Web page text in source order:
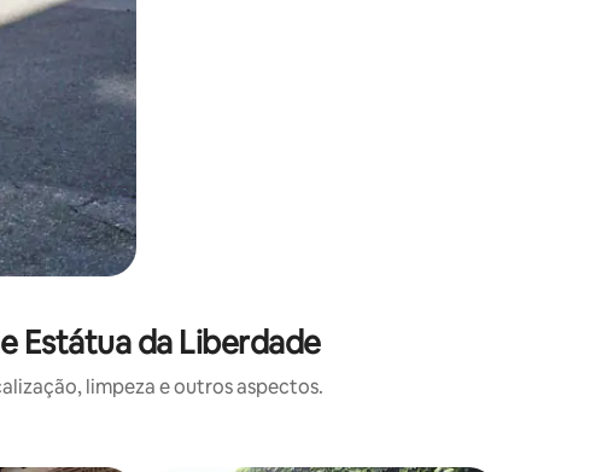
Estátua da Liberdade
limpeza e outros aspectos.